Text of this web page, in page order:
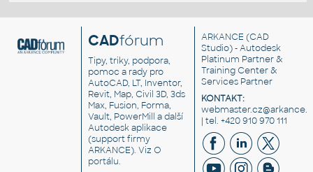
CADfórum
Tipy, triky, podpora,
pomoc a rady pro
AutoCAD, LT, Inventor,
Revit, Map, Civil 3D, 3ds
Max, Fusion, Forma,
Vault, PowerMill a další
Autodesk aplikace
(support firmy
ARKANCE). VizO
portálu.
ARKANCE (CAD
Studio) - Autodesk
Platinum Partner &
Training Center &
Services Partner
KONTAKT:
| tel. +420 910 970 111